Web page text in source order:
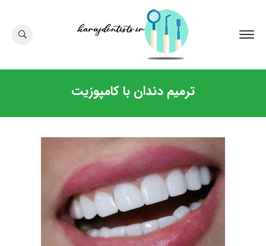
ترمیم دندان با کامپوزیت